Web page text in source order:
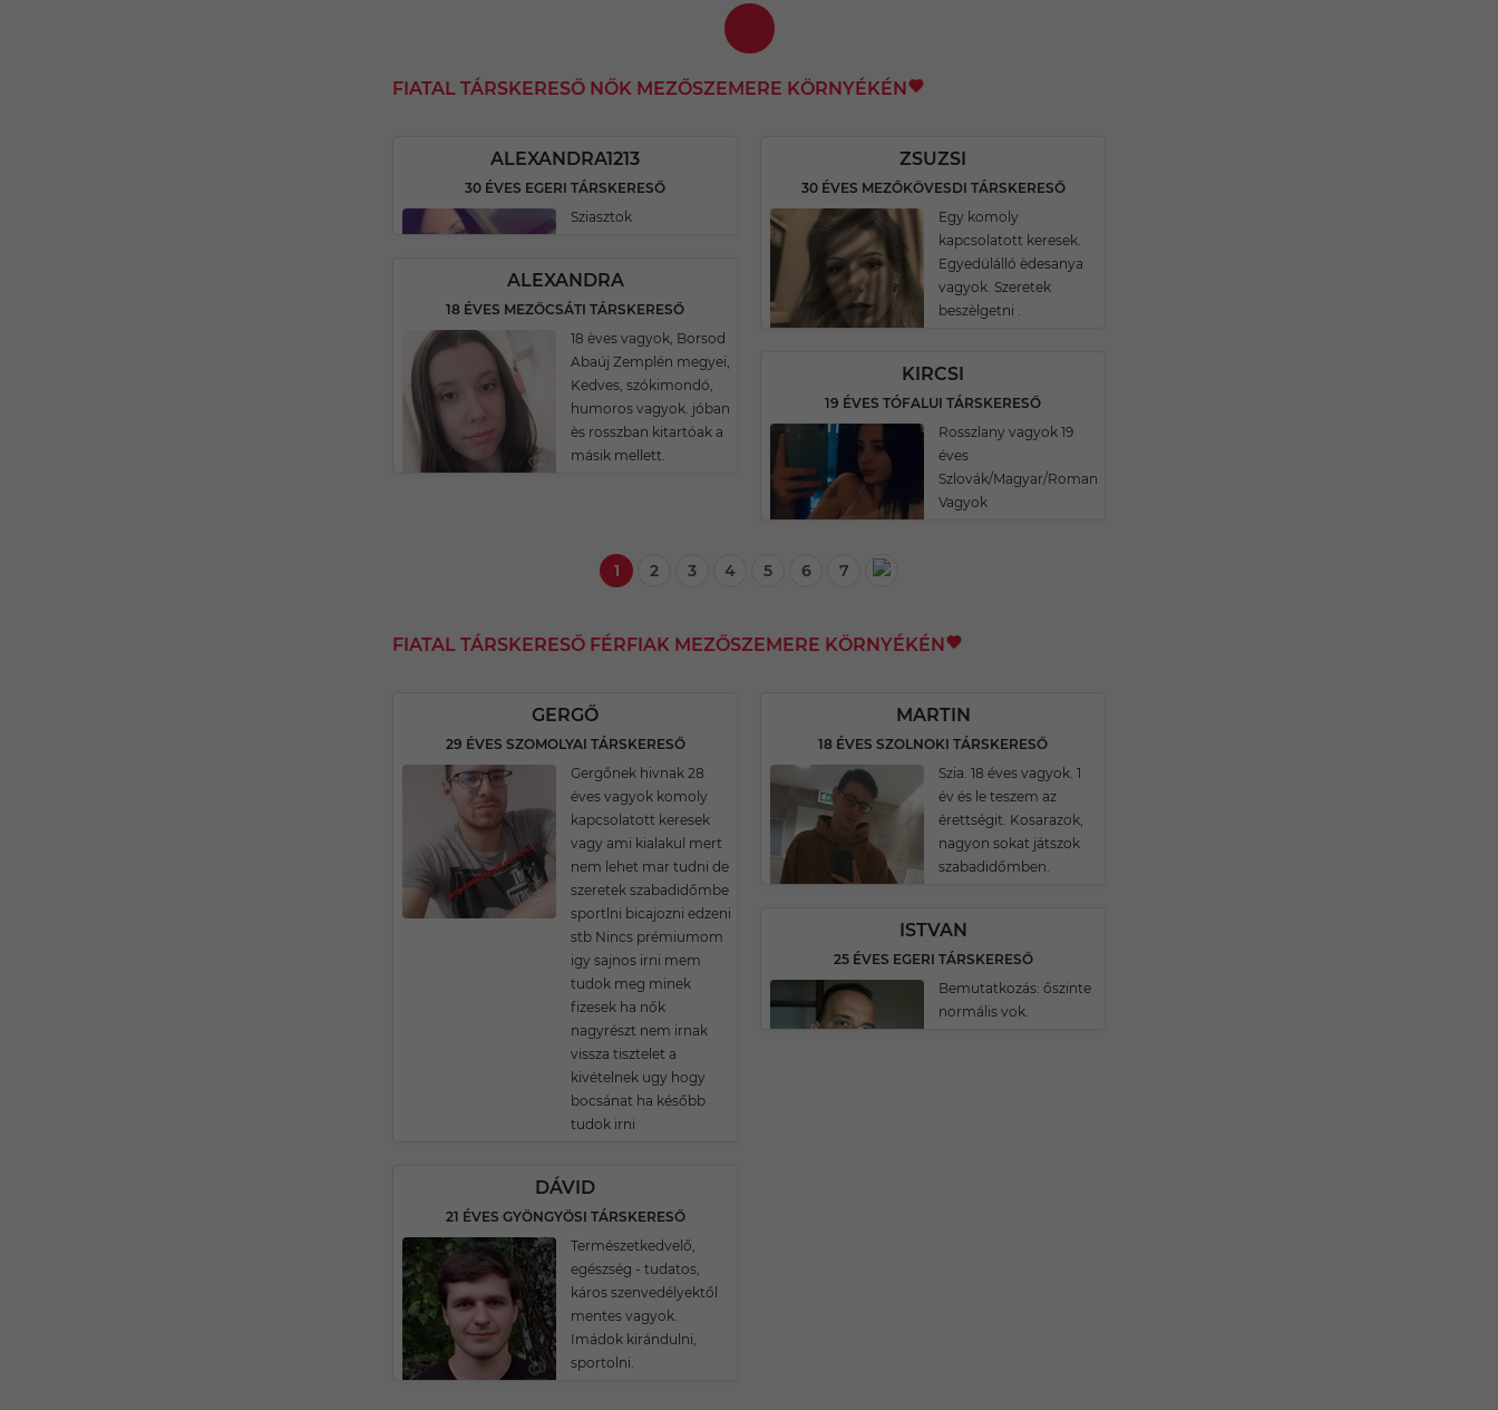
FIATAL TÁRSKERESŐ NŐK MEZŐSZEMERE KÖRNYÉKÉN
ALEXANDRA1213
30 ÉVES EGERI TÁRSKERESŐ
Sziasztok
ALEXANDRA
18 ÉVES MEZŐCSÁTI TÁRSKERESŐ
18 èves vagyok, Borsod
Abaúj Zemplén megyei,
Kedves, szókimondó,
humoros vagyok. jóban
ès rosszban kitartóak a
másik mellett.
ZSUZSI
30 ÉVES MEZŐKÖVESDI TÁRSKERESŐ
Egy komoly
kapcsolatott keresek.
Egyedülálló èdesanya
vagyok. Szeretek
beszèlgetni .
KIRCSI
19 ÉVES TÓFALUI TÁRSKERESŐ
Rosszlany vagyok 19
éves
Szlovák/Magyar/Roman
Vagyok
1 2 3 4 5 6 7
FIATAL TÁRSKERESŐ FÉRFIAK MEZŐSZEMERE KÖRNYÉKÉN
GERGŐ
29 ÉVES SZOMOLYAI TÁRSKERESŐ
Gergőnek hivnak 28
éves vagyok komoly
kapcsolatott keresek
vagy ami kialakul mert
nem lehet mar tudni de
szeretek szabadidőmbe
sportlni bicajozni edzeni
stb Nincs prémiumom
igy sajnos irni mem
tudok meg minek
fizesek ha nők
nagyrészt nem irnak
vissza tisztelet a
kivételnek ugy hogy
bocsánat ha később
tudok irni
DÁVID
21 ÉVES GYÖNGYÖSI TÁRSKERESŐ
Természetkedvelő,
egészség - tudatos,
káros szenvedélyektől
mentes vagyok.
Imádok kirándulni,
sportolni.
MARTIN
18 ÉVES SZOLNOKI TÁRSKERESŐ
Szia. 18 éves vagyok. 1
év és le teszem az
érettségit. Kosarazok,
nagyon sokat játszok
szabadidőmben.
ISTVAN
25 ÉVES EGERI TÁRSKERESŐ
Bemutatkozás: őszinte
normális vok.